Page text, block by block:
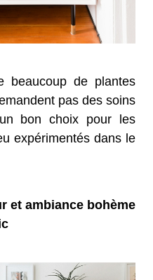
beaucoup de plantes
pas des soins
bon choix pour les
expérimentés dans le
et ambiance bohème